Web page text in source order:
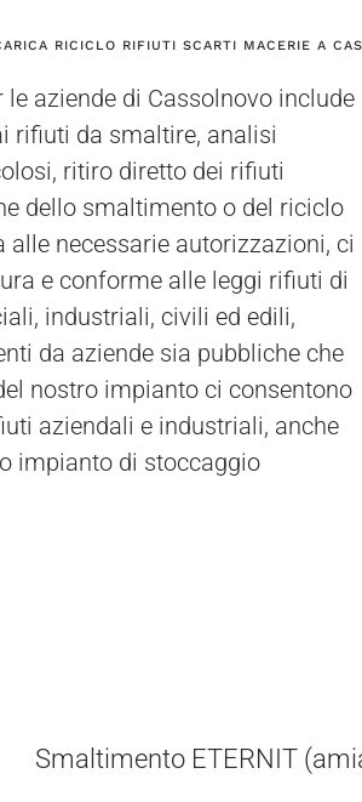
RICICLO RIFIUTI SCARTI MACERIE A
aziende di Cassolnovo include
rifiuti da smaltire, analisi
ritiro diretto dei rifiuti
dello smaltimento o del riciclo
necessarie autorizzazioni, ci
e conforme alle leggi rifiuti di
industriali, civili ed edili,
da aziende sia pubbliche che
nostro impianto ci consentono
aziendali e industriali, anche
impianto di stoccaggio
Bottarone (PV), e i materiali
esperti direttamente da
mezzi autorizzati per il
ha la possibilità di inviare
Smaltimento ETERNIT